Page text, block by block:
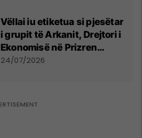
Vëllai iu etiketua si pjesëtar
i grupit të Arkanit, Drejtori i
Ekonomisë në Prizren
mohon pretendimet
24/07/2026